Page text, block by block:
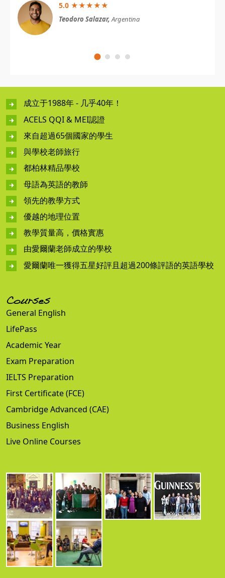
5.0 ★★★★★
Teodoro Salazar,Argentina
成立于1988年 - 几乎40年！
ACELS QQI & MEI認證
來自超過65個國家的學生
與學校老師旅行
都柏林精品學校
母語為英語的教師
領先的教學方式
優越的地理位置
教學質量高，價格實惠
由愛爾蘭老師成立的學校
愛爾蘭唯一獲得五星好評且超過200條評語的英語學校
Courses
General English
LifePass
Academic Year
Exam Preparation
IELTS Preparation
First Certificate (FCE)
Cambridge Advanced (CAE)
Business English
Live Online Courses